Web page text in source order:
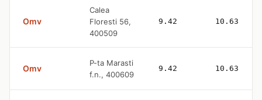
Omv
Calea
Floresti 56,
400509
9.42 10.63
Omv
P-ta Marasti
f.n., 400609
9.42 10.63